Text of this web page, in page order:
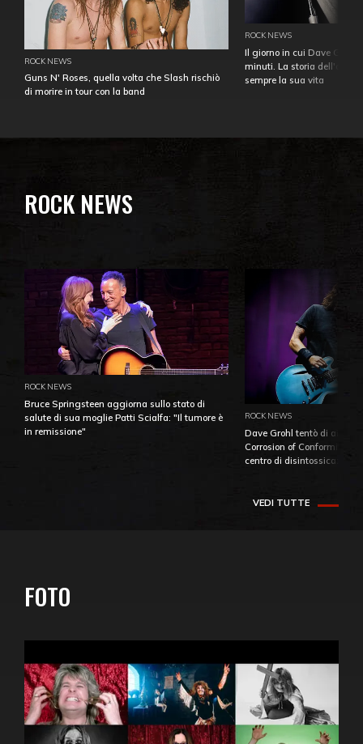
ROCK NEWS
Guns N' Roses, quella volta che Slash rischiò
di morire in tour con la band
ROCK NEWS
Il giorno in cui Dave
minuti. La storia
sempre la sua vita
ROCK NEWS
ROCK NEWS
Bruce Springsteen aggiorna sullo stato di
salute di sua moglie Patti Scialfa: "Il tumore è
in remissione"
ROCK NEWS
Dave Grohl tentò di
Corrosion of Conformity
centro di
VEDI TUTTE
FOTO